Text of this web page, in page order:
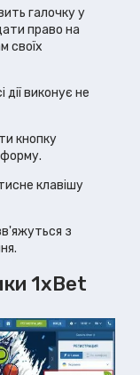
галочку у
право на
своїх
дії виконує не
кнопку
клавішу
з
1xBet